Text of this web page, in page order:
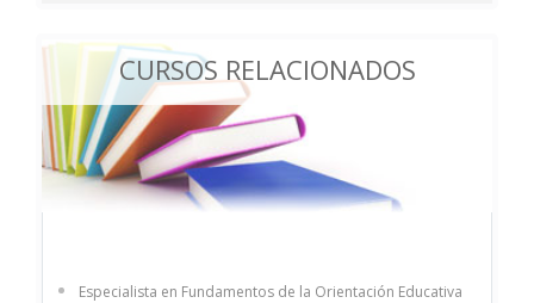
CURSOS RELACIONADOS
Especialista en Fundamentos de la Orientación Educativa